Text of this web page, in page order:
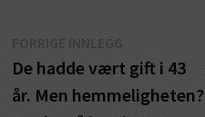
innlegg:
De hadde vært gift i 43
år. Men hemmeligheten?